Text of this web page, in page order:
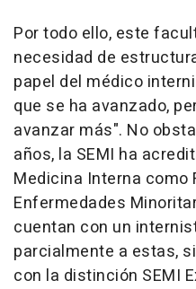
Por todo ello, este
necesidad de
papel del médico
que se ha avanzado,
avanzar más". No
años, la SEMI ha
Medicina Interna como
Enfermedades
cuentan con un
parcialmente a estas,
con la distinción SEMI